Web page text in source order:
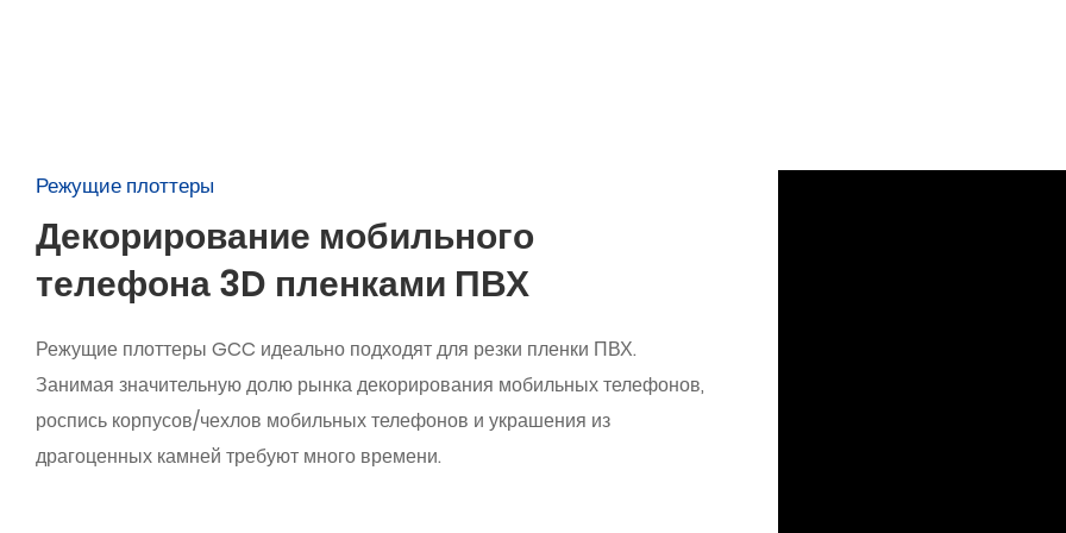
Режущие плоттеры
Декорирование мобильного
телефона 3D пленками ПВХ
Режущие плоттеры GCC идеально подходят для резки пленки ПВХ.
Занимая значительную долю рынка декорирования мобильных телефонов,
роспись корпусов/чехлов мобильных телефонов и украшения из
драгоценных камней требуют много времени.